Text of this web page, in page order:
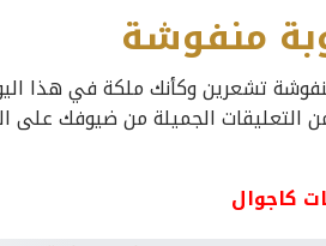
منفوشة
تشعرين وكأنك ملكة في هذا
الجميلة من ضيوفك على
كاجوال